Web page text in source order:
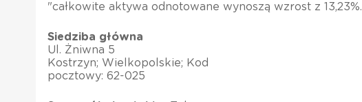
"całkowite aktywa odnotowane wynoszą wzrost z 13,23%.
Siedziba główna
Ul. Żniwna 5
Kostrzyn; Wielkopolskie; Kod
pocztowy: 62-025